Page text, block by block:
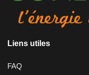
Liens utiles
FAQ